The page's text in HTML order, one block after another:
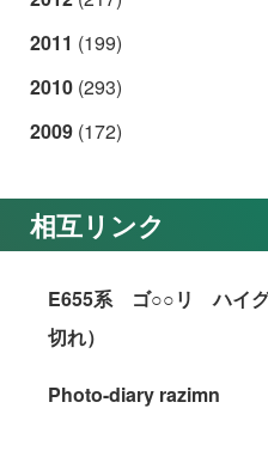
2011 (199)
2010 (293)
2009 (172)
相互リンク
E655系 ゴ○○リ ハイ
切れ）
Photo-diary razimn